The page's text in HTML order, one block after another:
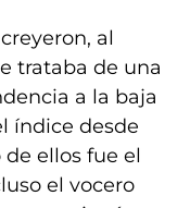
al
trataba de una
a la baja
índice desde
ellos fue el
el vocero